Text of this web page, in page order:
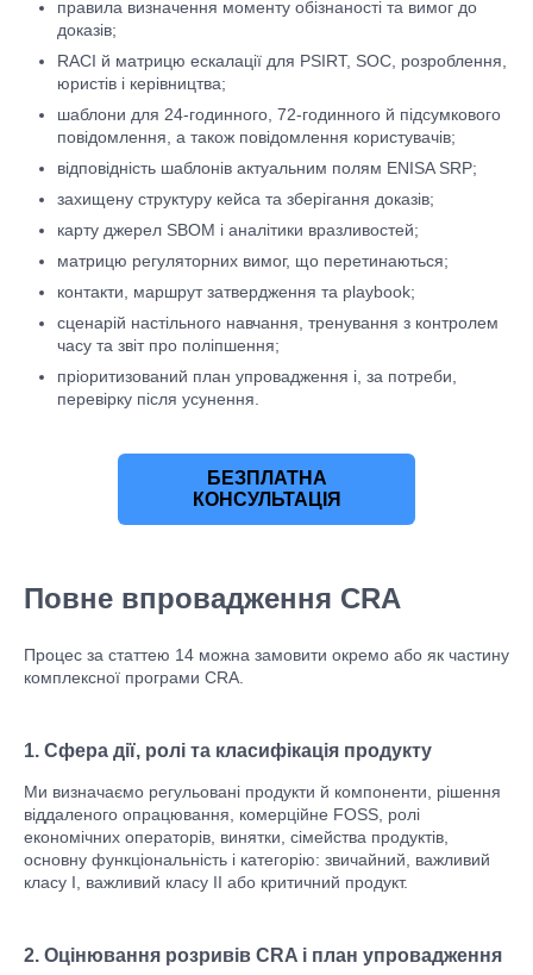
правила визначення моменту обізнаності та вимог до
доказів;
RACI й матрицю ескалації для PSIRT, SOC, розроблення,
юристів і керівництва;
шаблони для 24-годинного, 72-годинного й підсумкового
повідомлення, а також повідомлення користувачів;
відповідність шаблонів актуальним полям ENISA SRP;
захищену структуру кейса та зберігання доказів;
карту джерел SBOM і аналітики вразливостей;
матрицю регуляторних вимог, що перетинаються;
контакти, маршрут затвердження та playbook;
сценарій настільного навчання, тренування з контролем
часу та звіт про поліпшення;
пріоритизований план упровадження і, за потреби,
перевірку після усунення.
БЕЗПЛАТНА
КОНСУЛЬТАЦІЯ
Повне впровадження CRA
Процес за статтею 14 можна замовити окремо або як частину
комплексної програми CRA.
1. Сфера дії, ролі та класифікація продукту
Ми визначаємо регульовані продукти й компоненти, рішення
віддаленого опрацювання, комерційне FOSS, ролі
економічних операторів, винятки, сімейства продуктів,
основну функціональність і категорію: звичайний, важливий
класу I, важливий класу II або критичний продукт.
2. Оцінювання розривів CRA і план упровадження